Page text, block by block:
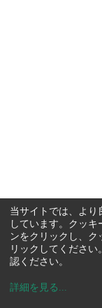
当サイトでは、より
しています。クッ
ンをクリックし、ク
リックしてくださ
認ください。
詳細を見る ...